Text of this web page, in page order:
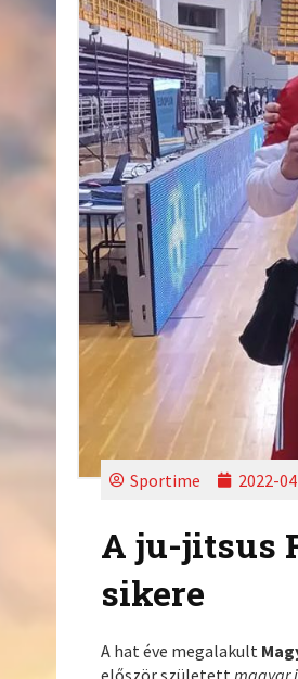
Sportime 2022-
A ju-jitsus
sikere
A hat éve megalakult